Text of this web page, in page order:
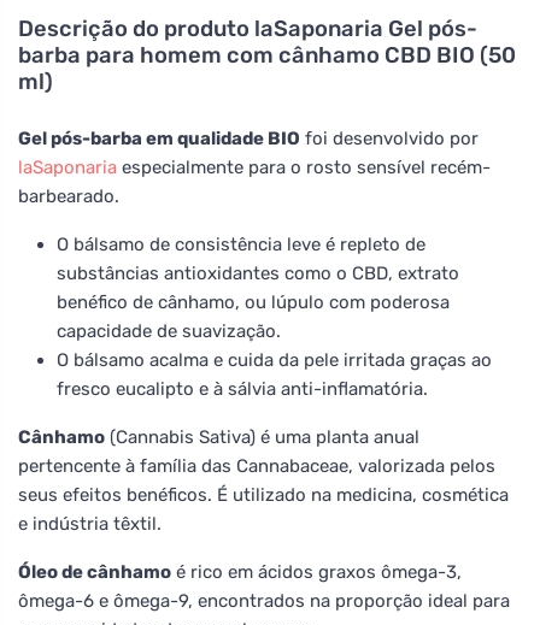
Descrição do produto laSaponaria Gel pós-
barba para homem com cânhamo CBD BIO (50
ml)
Gel pós-barba em qualidade BIO foi desenvolvido por
laSaponaria especialmente para o rosto sensível recém-
barbearado.
O bálsamo de consistência leve é repleto de
substâncias antioxidantes como o CBD, extrato
benéfico de cânhamo, ou lúpulo com poderosa
capacidade de suavização.
O bálsamo acalma e cuida da pele irritada graças ao
fresco eucalipto e à sálvia anti-inflamatória.
Cânhamo (Cannabis Sativa) é uma planta anual
pertencente à família das Cannabaceae, valorizada pelos
seus efeitos benéficos. É utilizado na medicina, cosmética
e indústria têxtil.
Óleo de cânhamo é rico em ácidos graxos ômega-3,
ômega-6 e ômega-9, encontrados na proporção ideal para